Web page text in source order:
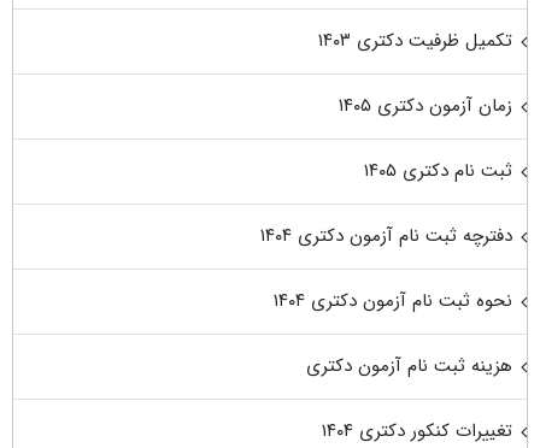
تکمیل ظرفیت دکتری ۱۴۰۳
زمان آزمون دکتری ۱۴۰۵
ثبت نام دکتری ۱۴۰۵
دفترچه ثبت نام آزمون دکتری ۱۴۰۴
نحوه ثبت نام آزمون دکتری ۱۴۰۴
هزینه ثبت نام آزمون دکتری
تغییرات کنکور دکتری ۱۴۰۴